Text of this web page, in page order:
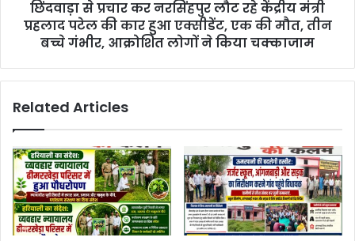
छिंदवाड़ा से प्रचार कर नरसिंहपुर लौट रहे केंद्रीय मंत्री
प्रहलाद पटेल की कार हुआ एक्सीडेंट, एक की मौत, तीन
बच्चे गंभीर, आक्रोशित लोगों ने किया चक्काजाम
Related Articles